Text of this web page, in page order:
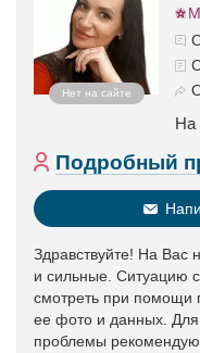
Нет на сайте
На
Подробный
Здравствуйте! На Вас
и сильные. Ситуацию
смотреть при помощи
ее фото и данных.
проблемы